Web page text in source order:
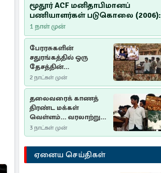
மூதூர் ACF மனிதாபிமானப்
பணியாளர்கள் படுகொலை (2006):
20 ஆண்டுகளாகியும் நீதி
மறுக்கப்பட்ட மனிதாபிமானப்
பேரவலம்
1 நாள் முன்
பேரரசுகளின்
சதுரங்கத்தில் ஒரு
தேசத்தின்
தீர்க்கதரிசனம் :
சுதுமலை பிரகடனம்
ஒரு வரலாற்றுப் பாடம்
2 நாட்கள் முன்
தலைவரைக் காணத்
திரண்ட மக்கள்
வெள்ளம்... வரலாற்றுச்
சிறப்புமிக்க சுதுமலைப்
பிரகடனம்…
3 நாட்கள் முன்
ஏனைய செய்திகள்